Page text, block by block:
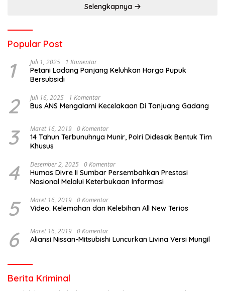
Selengkapnya
Popular Post
1 Juli 1, 2025 1 Komentar
Petani Ladang Panjang Keluhkan Harga Pupuk
Bersubsidi
2 Juli 16, 2025 1 Komentar
Bus ANS Mengalami Kecelakaan Di Tanjuang Gadang
3 Maret 16, 2019 0 Komentar
14 Tahun Terbunuhnya Munir, Polri Didesak Bentuk Tim
Khusus
4 Desember 2, 2025 0 Komentar
Humas Divre II Sumbar Persembahkan Prestasi
Nasional Melalui Keterbukaan Informasi
5 Maret 16, 2019 0 Komentar
Video: Kelemahan dan Kelebihan All New Terios
6 Maret 16, 2019 0 Komentar
Aliansi Nissan-Mitsubishi Luncurkan Livina Versi Mungil
Berita Kriminal